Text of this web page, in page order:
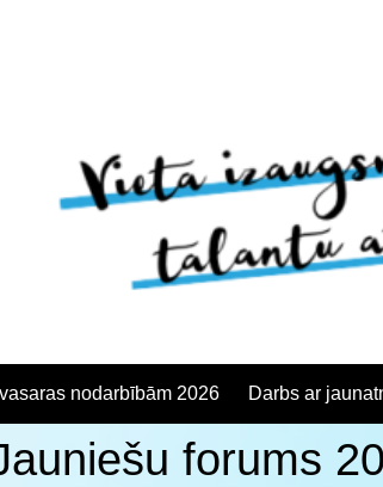
nodarbībām 2026 Darbs ar
forums